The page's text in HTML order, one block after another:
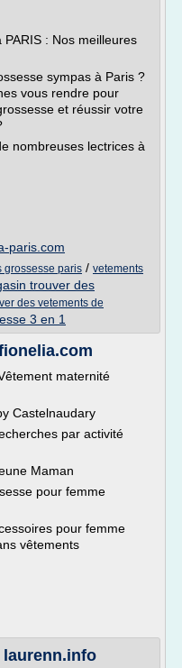
: Nos meilleures
sympas à Paris ?
vous rendre pour
et réussir votre
nombreuses lectrices à
paris.com
grossesse paris / vetements
trouver des
des vetements de
3 en 1
maternité
Castelnaudary
par activité
Maman
pour femme
pour femme
vêtements
laurenn.info